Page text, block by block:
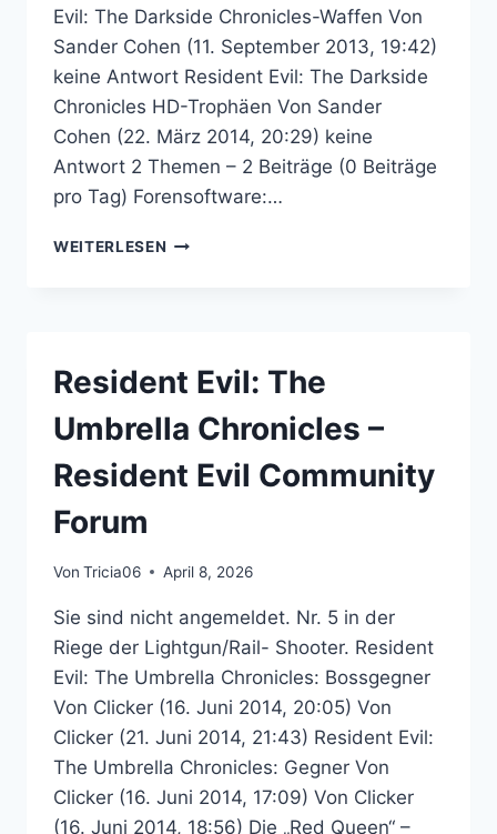
Evil: The Darkside Chronicles-Waffen Von
Sander Cohen (11. September 2013, 19:42)
keine Antwort Resident Evil: The Darkside
Chronicles HD-Trophäen Von Sander
Cohen (22. März 2014, 20:29) keine
Antwort 2 Themen – 2 Beiträge (0 Beiträge
pro Tag) Forensoftware:…
WEITERLESEN RESIDENT
RESIDENT
COMMUNITY
Resident Evil: The
Umbrella Chronicles –
Resident Evil Community
Forum
Von Tricia06 April 8, 2026
Sie sind nicht angemeldet. Nr. 5 in der
Riege der Lightgun/Rail- Shooter. Resident
Evil: The Umbrella Chronicles: Bossgegner
Von Clicker (16. Juni 2014, 20:05) Von
Clicker (21. Juni 2014, 21:43) Resident Evil:
The Umbrella Chronicles: Gegner Von
Clicker (16. Juni 2014, 17:09) Von Clicker
(16. Juni 2014, 18:56) Die „Red Queen“ –